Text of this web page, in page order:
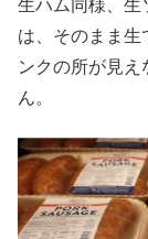
生ハム同様、生
は、そのまま生
ンクの所が見
ん。